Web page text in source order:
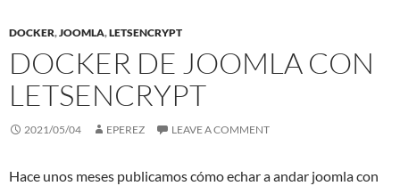
DOCKER,JOOMLA,LETSENCRYPT
DOCKER DE JOOMLA CON
LETSENCRYPT
2021/05/04 EPEREZ LEAVE A COMMENT
Hace unos meses publicamos cómo echar a andar joomla con